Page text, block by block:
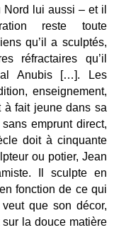
lui aussi – et il
reste toute
qu’il a sculptés,
réfractaires qu’il
Anubis […]. Les
enseignement,
à fait jeune dans sa
emprunt direct,
doit à cinquante
ou potier, Jean
Il sculpte en
fonction de ce qui
que son décor,
sur la douce matière